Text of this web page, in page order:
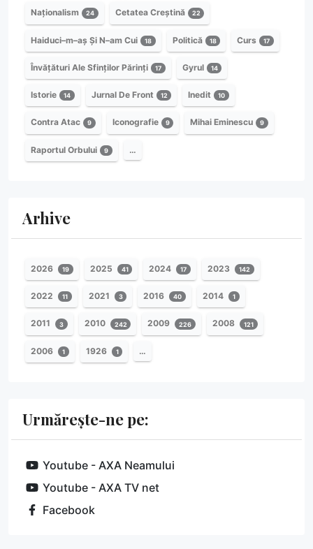
Naționalism 24 Cetatea Creștină 22
Haiduci–m–aș Și N–am Cui 18 Politică 18 Curs 17
Învățături Ale Sfinților Părinți 17 Gyrul 14
Istorie 14 Jurnal De Front 12 Inedit 10
Contra Atac 9 Iconografie 9 Mihai Eminescu 9
Raportul Orbului 9 …
Arhive
2026 19 2025 41 2024 17 2023 142
2022 11 2021 3 2016 40 2014 1
2011 3 2010 242 2009 226 2008 121
2006 1 1926 1 …
Urmărește-ne pe:
Youtube - AXA Neamului
Youtube - AXA TV net
Facebook